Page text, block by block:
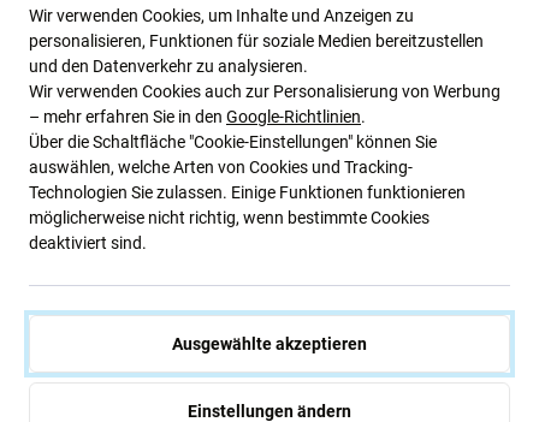
Hergestellt von einer dritten Partei, nicht direkt vom
Hersteller des Geräts.
Es gibt Abweichungen in Funktionalität, Qualität
oder Aussehen.
Die unten aufgeführten Vor- und Nachteile sind im
Vergleich zum Originaldisplay des Herstellers zu sehen.
näherungssensor und beleuchtung
Bessere Betrachtungswinkel als Aftermarket-TFT-
Wir verwenden Cookies, um Inhalte und Anzeigen zu
personalisieren, Funktionen für soziale Medien bereitzustellen
und den Datenverkehr zu analysieren.
Wir verwenden Cookies auch zur Personalisierung von Werbung
– mehr erfahren Sie in den Google-Richtlinien.
Über die Schaltfläche "Cookie-Einstellungen" können Sie
auswählen, welche Arten von Cookies und Tracking-
Technologien Sie zulassen. Einige Funktionen funktionieren
möglicherweise nicht richtig, wenn bestimmte Cookies
deaktiviert sind.
Ausgewählte akzeptieren
Einstellungen ändern